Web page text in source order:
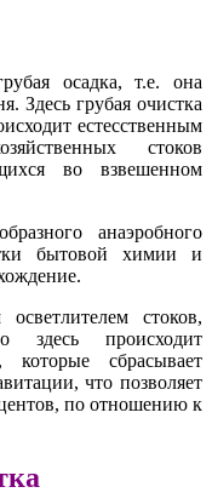
осадка, т.е. она
Здесь грубая очистка
естесственным
стоков
во взвешенном
анаэробного
бытовой химии и
стоков,
здесь происходит
которые сбрасывает
что позволяет
по отношению к